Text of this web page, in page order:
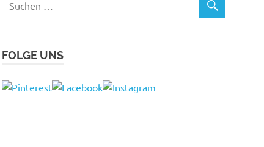
FOLGE UNS